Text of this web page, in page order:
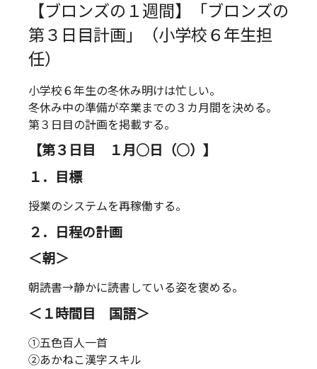
【ブロンズの１週間】「ブロンズの
第３日目計画」（小学校６年生担
任）
小学校６年生の冬休み明けは忙しい。
冬休み中の準備が卒業までの３カ月間を決める。
第３日目の計画を掲載する。
【第３日目 １月○日（○）】
１．目標
授業のシステムを再稼働する。
２．日程の計画
＜朝＞
朝読書→静かに読書している姿を褒める。
＜１時間目 国語＞
①五色百人一首
②あかねこ漢字スキル